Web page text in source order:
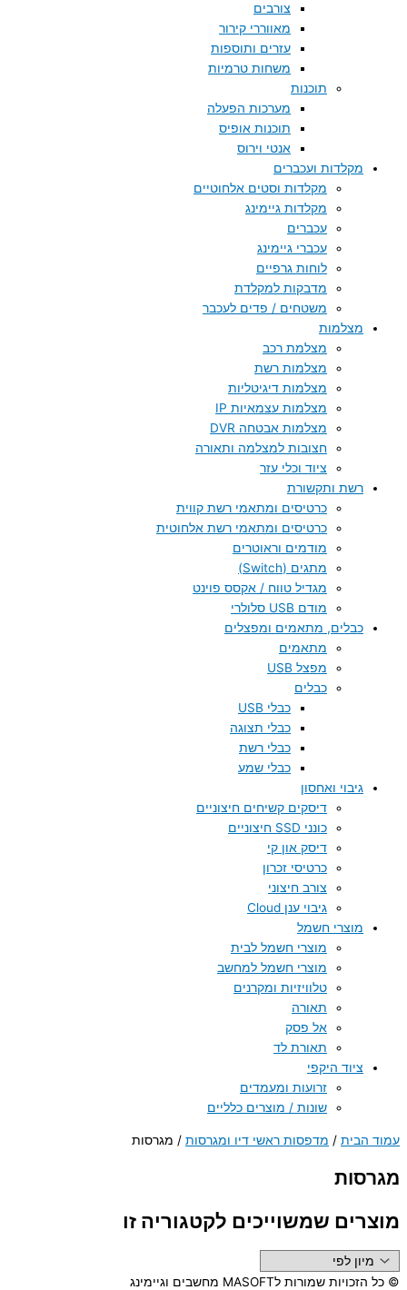
צורבים
מאווררי קירור
עזרים ותוספות
משחות טרמיות
תוכנות
מערכות הפעלה
תוכנות אופיס
אנטי וירוס
מקלדות ועכברים
מקלדות וסטים אלחוטיים
מקלדות גיימינג
עכברים
עכברי גיימינג
לוחות גרפיים
מדבקות למקלדת
משטחים / פדים לעכבר
מצלמות
מצלמת רכב
מצלמות רשת
מצלמות דיגיטליות
מצלמות עצמאיות IP
מצלמות אבטחה DVR
חצובות למצלמה ותאורה
ציוד וכלי עזר
רשת ותקשורת
כרטיסים ומתאמי רשת קווית
כרטיסים ומתאמי רשת אלחוטית
מודמים וראוטרים
מתגים (Switch)
מגדיל טווח / אקסס פוינט
מודם USB סלולרי
כבלים, מתאמים ומפצלים
מתאמים
מפצל USB
כבלים
כבלי USB
כבלי תצוגה
כבלי רשת
כבלי שמע
גיבוי ואחסון
דיסקים קשיחים חיצוניים
כונני SSD חיצוניים
דיסק און קי
כרטיסי זכרון
צורב חיצוני
גיבוי ענן Cloud
מוצרי חשמל
מוצרי חשמל לבית
מוצרי חשמל למחשב
טלוויזיות ומקרנים
תאורה
אל פסק
תאורת לד
ציוד היקפי
זרועות ומעמדים
שונות / מוצרים כלליים
עמוד הבית / מדפסות ראשי דיו ומגרסות / מגרסות
מגרסות
מוצרים שמשוייכים לקטגוריה זו
© כל הזכויות שמורות לMASOFT מחשבים וגיימינג